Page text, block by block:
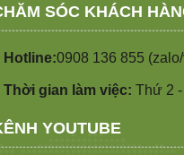
SÓC KHÁCH
Hotline:0908 136 855
Thời gian làm việc: Thứ 2
YOUTUBE